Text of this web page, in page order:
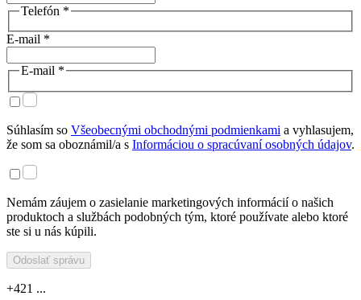
Telefón *
E-mail *
E-mail *
Súhlasím so Všeobecnými obchodnými podmienkami a vyhlasujem,
že som sa oboznámil/a s Informáciou o spracúvaní osobných údajov.
Nemám záujem o zasielanie marketingových informácií o našich
produktoch a službách podobných tým, ktoré používate alebo ktoré
ste si u nás kúpili.
Odoslať správu
+421 ...